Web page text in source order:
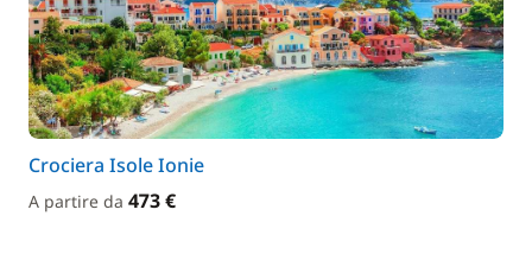
Crociera Isole Ionie
A partire da 473 €